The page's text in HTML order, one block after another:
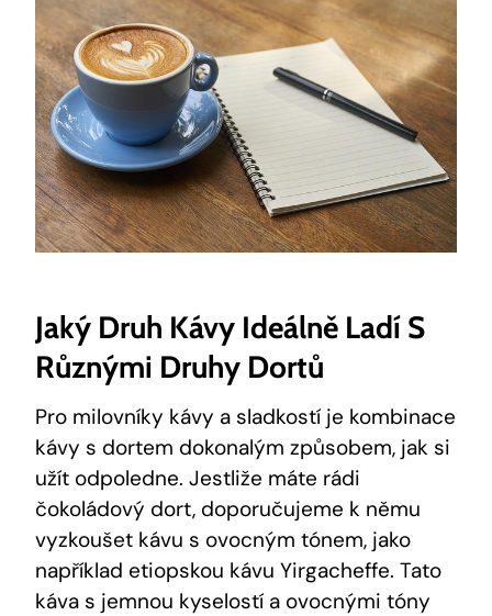
Jaký Druh Kávy Ideálně Ladí S
Různými Druhy Dortů
Pro milovníky kávy a sladkostí je kombinace
kávy s dortem dokonalým způsobem, jak si
užít odpoledne. Jestliže máte rádi
čokoládový dort, doporučujeme k němu
vyzkoušet kávu s ovocným tónem, jako
například etiopskou kávu Yirgacheffe. Tato
káva s jemnou kyselostí a ovocnými tóny